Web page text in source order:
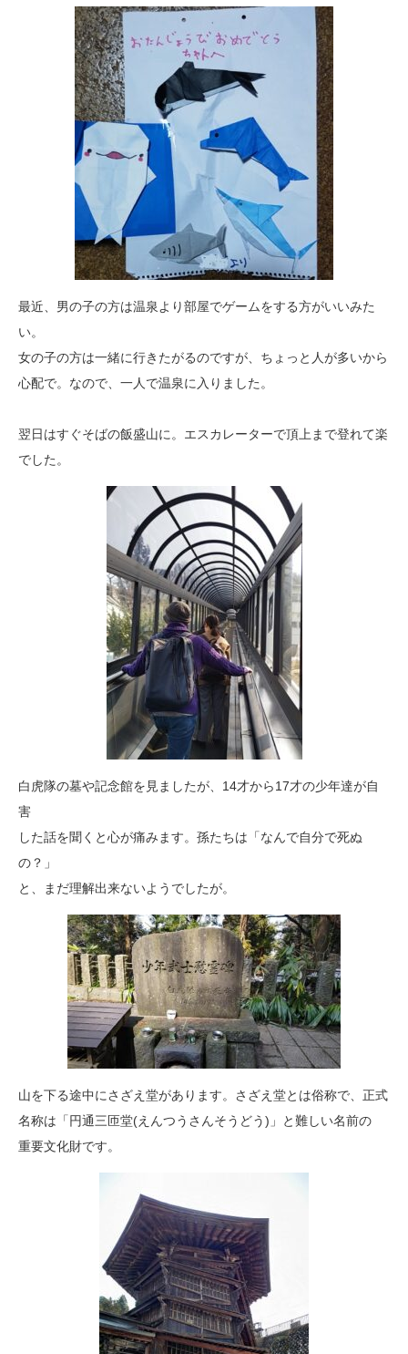
最近、男の子の方は温泉より部屋でゲームをする方がいいみた
い。
女の子の方は一緒に行きたがるのですが、ちょっと人が多いから
心配で。なので、一人で温泉に入りました。
翌日はすぐそばの飯盛山に。エスカレーターで頂上まで登れて楽
でした。
白虎隊の墓や記念館を見ましたが、14才から17才の少年達が自
害
した話を聞くと心が痛みます。孫たちは「なんで自分で死ぬ
の？」
と、まだ理解出来ないようでしたが。
山を下る途中にさざえ堂があります。さざえ堂とは俗称で、正式
名称は「円通三匝堂(えんつうさんそうどう)」と難しい名前の
重要文化財です。